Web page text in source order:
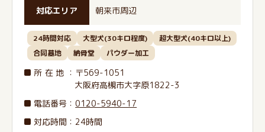
対応エリア 朝来市周辺
24時間対応 大型犬(30キロ程度)
超大型犬(40キロ以上)
合同墓地
納骨堂 パウダー加工
所在地 ：〒569-1051
大阪府高槻市大字原1822-3
電話番号 ：0120-5940-17
対応時間：24時間